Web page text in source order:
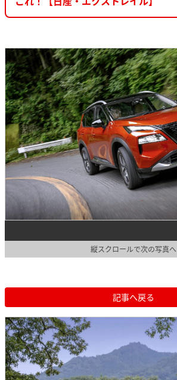
縦スクロールで次の写真へ
記事へ戻る